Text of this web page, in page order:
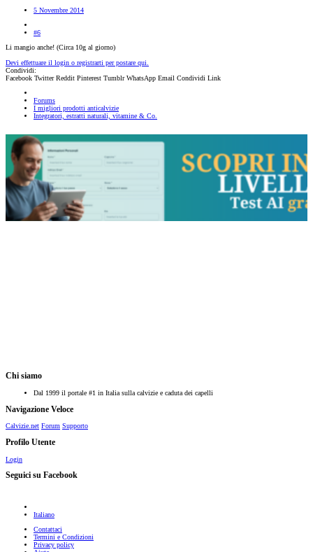
5 Novembre 2014
#6
Li mangio anche! (Circa 10g al giorno)
Devi effettuare il login o registrarti per postare qui.
Condividi:
Facebook Twitter Reddit Pinterest Tumblr WhatsApp Email Condividi Link
Forums
I migliori prodotti anticalvizie
Integratori, estratti naturali, vitamine & Co.
Chi siamo
Dal 1999 il portale #1 in Italia sulla calvizie e caduta dei capelli
Navigazione Veloce
Calvizie.net Forum Supporto
Profilo Utente
Login
Seguici su Facebook
Italiano
Contattaci
Termini e Condizioni
Privacy policy